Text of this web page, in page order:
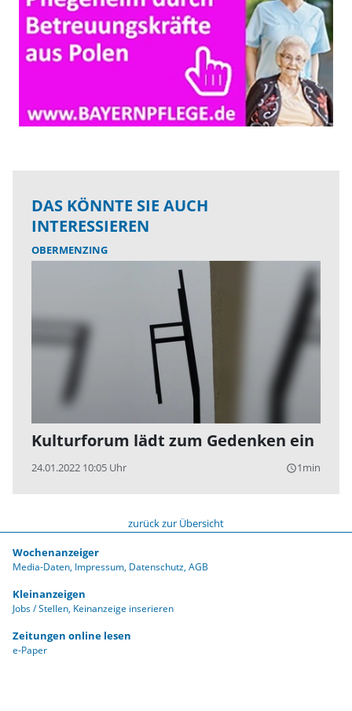
DAS KÖNNTE SIE AUCH
INTERESSIEREN
OBERMENZING
Kulturforum lädt zum Gedenken ein
24.01.2022 10:05 Uhr query_builder1min
zurück zur Übersicht
Wochenanzeiger
Media-Daten Impressum Datenschutz AGB
Kleinanzeigen
Jobs / Stellen Keinanzeige inserieren
Zeitungen online lesen
e-Paper